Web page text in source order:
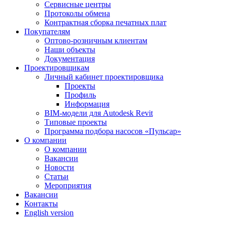
Сервисные центры
Протоколы обмена
Контрактная сборка печатных плат
Покупателям
Оптово-розничным клиентам
Наши объекты
Документация
Проектировщикам
Личный кабинет проектировщика
Проекты
Профиль
Информация
BIM-модели для Autodesk Revit
Типовые проекты
Программа подбора насосов «Пульсар»
О компании
О компании
Вакансии
Новости
Статьи
Мероприятия
Вакансии
Контакты
English version